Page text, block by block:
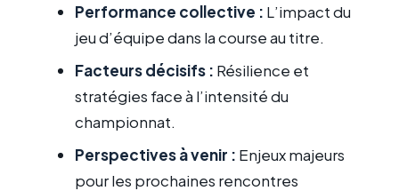
Performance collective : L’impact du
jeu d’équipe dans la course au titre.
Facteurs décisifs : Résilience et
stratégies face à l’intensité du
championnat.
Perspectives à venir : Enjeux majeurs
pour les prochaines rencontres